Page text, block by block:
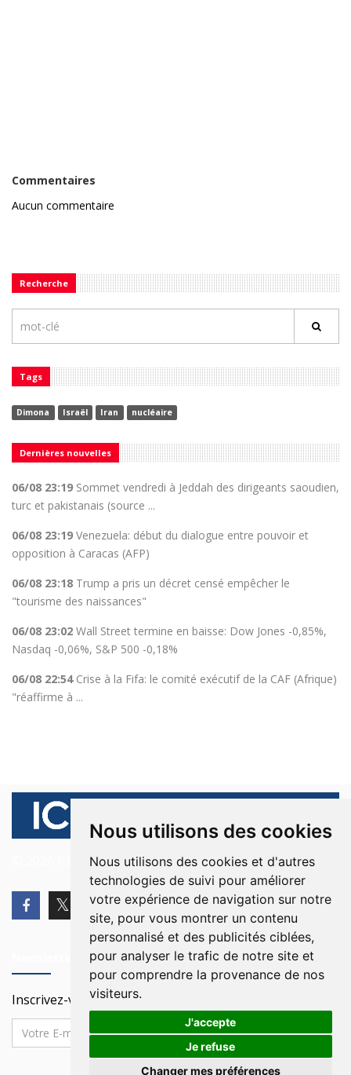
Nous utilisons des cookies
Nous utilisons des cookies et d'autres
technologies de suivi pour améliorer
votre expérience de navigation sur notre
site, pour vous montrer un contenu
personnalisé et des publicités ciblées,
pour analyser le trafic de notre site et
pour comprendre la provenance de nos
visiteurs.
J'accepte
Je refuse
Changer mes préférences
Commentaires
Aucun commentaire
Recherche
Tags
Dimona Israël Iran nucléaire
Dernières nouvelles
06/08 23:19 Sommet vendredi à Jeddah des dirigeants saoudien,
turc et pakistanais (source ...
06/08 23:19 Venezuela: début du dialogue entre pouvoir et
opposition à Caracas (AFP)
06/08 23:18 Trump a pris un décret censé empêcher le
"tourisme des naissances"
06/08 23:02 Wall Street termine en baisse: Dow Jones -0,85%,
Nasdaq -0,06%, S&P 500 -0,18%
06/08 22:54 Crise à la Fifa: le comité exécutif de la CAF (Afrique)
"réaffirme à ...
© 2026 Ici Beyrouth. Tous les droits sont réservés.
Inscrivez-vous à notre Newsletter